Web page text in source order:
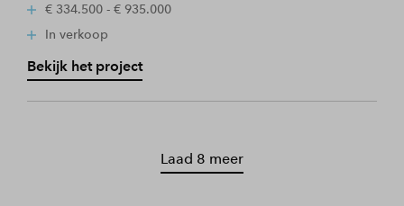
€ 334.500 - € 935.000
In verkoop
Bekijk het project
Laad 8 meer